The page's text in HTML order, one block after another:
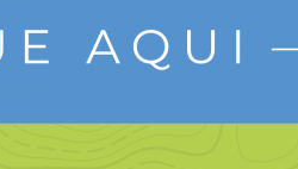
a oferecer assistência às